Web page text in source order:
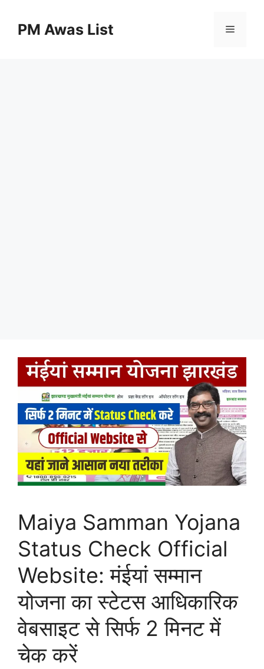
PM Awas List Menu
Maiya Samman Yojana
Status Check Official
Website: मंईयां सम्मान
योजना का स्टेटस आधिकारिक
वेबसाइट से सिर्फ 2 मिनट में
चेक करें